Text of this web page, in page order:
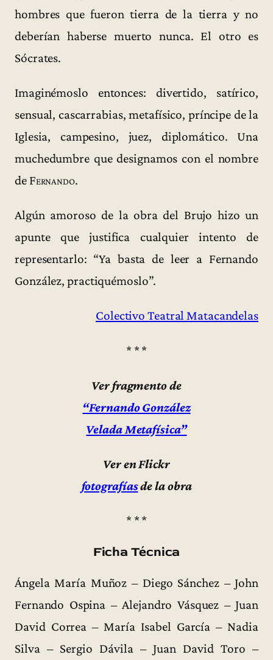
hombres que fueron tierra de la tierra y no
deberían haberse muerto nunca. El otro es
Sócrates.
Imaginémoslo entonces: divertido, satírico,
sensual, cascarrabias, metafísico, príncipe de la
Iglesia, campesino, juez, diplomático. Una
muchedumbre que designamos con el nombre
de Fernando.
Algún amoroso de la obra del Brujo hizo un
apunte que justifica cualquier intento de
representarlo: “Ya basta de leer a Fernando
González, practiquémoslo”.
Colectivo Teatral Matacandelas
* * *
Ver fragmento de
“Fernando González
Velada Metafísica”
Ver en Flickr
fotografíasde la obra
* * *
Ficha Técnica
Ángela María Muñoz – Diego Sánchez – John
Fernando Ospina – Alejandro Vásquez – Juan
David Correa – María Isabel García – Nadia
Silva – Sergio Dávila – Juan David Toro –